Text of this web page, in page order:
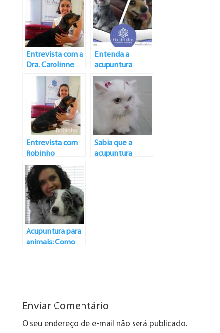
Entrevista com a
Dra. Carolinne
Torres
Entenda a
acupuntura
veterinária
Entrevista com
Robinho
Sabia que a
acupuntura
Acupuntura para
animais: Como
Enviar Comentário
O seu endereço de e-mail não será publicado.